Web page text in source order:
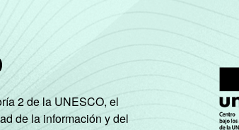
92
2 de la UNESCO, el
de la información y del